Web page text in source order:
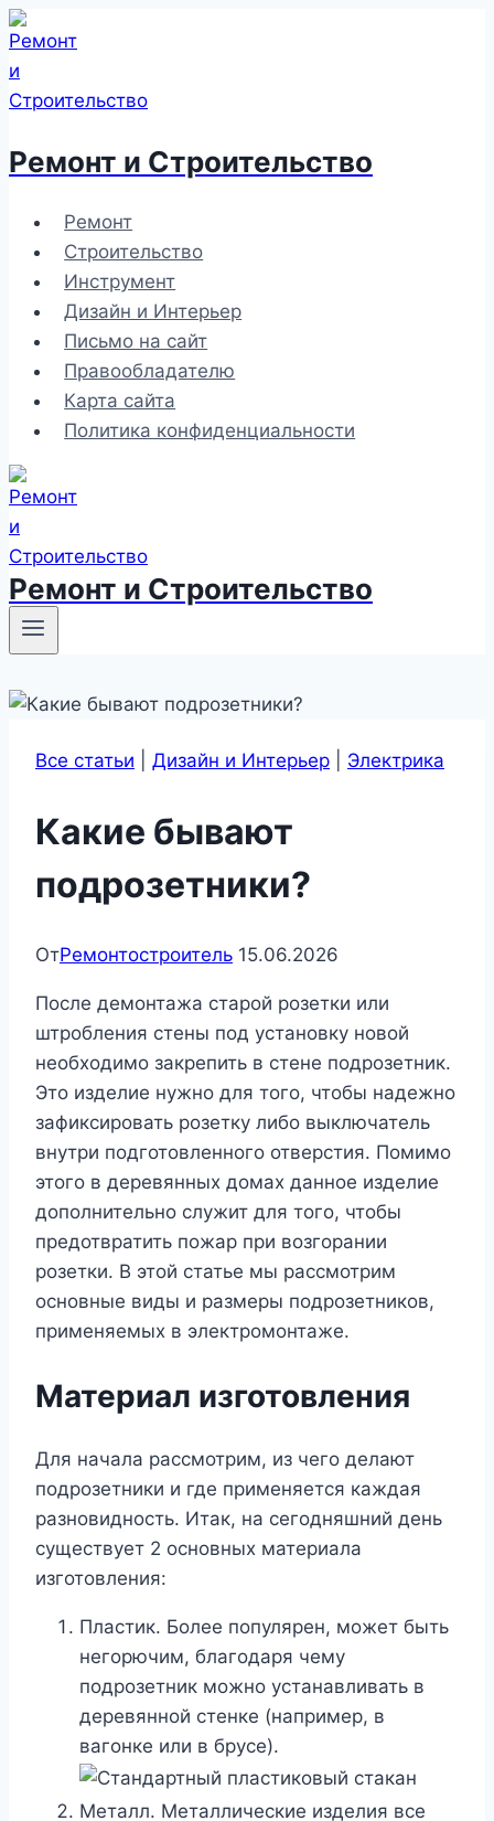
Перейти
к
содержимому
Ремонт и Строительство
Ремонт
Строительство
Инструмент
Дизайн и Интерьер
Письмо на сайт
Правообладателю
Карта сайта
Политика конфиденциальности
Ремонт и Строительство
Все статьи Дизайн и Интерьер Электрика
Какие бывают
подрозетники?
ОтРемонтостроитель 15.06.2026
После демонтажа старой розетки или
штробления стены под установку новой
необходимо закрепить в стене подрозетник.
Это изделие нужно для того, чтобы надежно
зафиксировать розетку либо выключатель
внутри подготовленного отверстия. Помимо
этого в деревянных домах данное изделие
дополнительно служит для того, чтобы
предотвратить пожар при возгорании
розетки. В этой статье мы рассмотрим
основные виды и размеры подрозетников,
применяемых в электромонтаже.
Материал изготовления
Для начала рассмотрим, из чего делают
подрозетники и где применяется каждая
разновидность. Итак, на сегодняшний день
существует 2 основных материала
изготовления:
Пластик. Более популярен, может быть
негорючим, благодаря чему
подрозетник можно устанавливать в
деревянной стенке (например, в
вагонке или в брусе).
Металл. Металлические изделия все